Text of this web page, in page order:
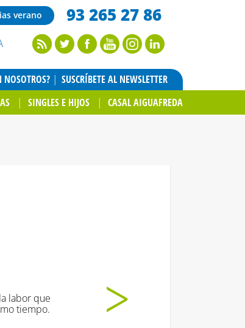
verano 93 265 27 86
NOSOTROS?
SUSCRÍBETE AL NEWSLETTER
SINGLES E HIJOS CASAL AIGUAFREDA
que